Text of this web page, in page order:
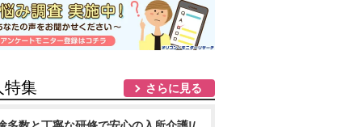
特集 さらに見る